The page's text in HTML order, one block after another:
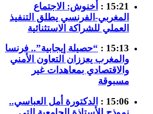
15:21 :
أخنوش: الاجتماع
المغربي-الفرنسي يطلق التنفيذ
العملي للشراكة الاستثنائية
15:13 :
“حصيلة إيجابية”.. فرنسا
والمغرب يعززان التعاون الأمني
والاقتصادي بمعاهدات غير
مسبوقة
15:06 :
الدكتورة أمل العباسي..